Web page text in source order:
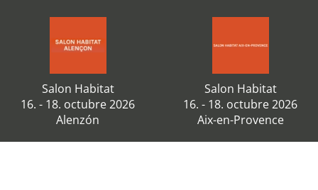
Salon Habitat
16. - 18. octubre 2026
Alenzón
Salon Habitat
16. - 18. octubre 2026
Aix-en-Provence